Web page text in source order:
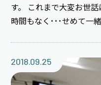
す。 これまで大変お世
時間もなく･･･せめて一
かくスピーディ、 ユー
れからもっともっと活躍
2018.09.25